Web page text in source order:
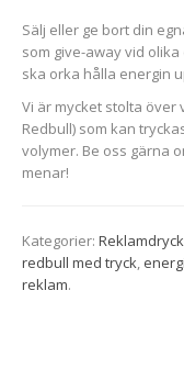
Sälj eller ge bort din
som give-away vid
ska orka hålla energin
Vi är mycket stolta över
Redbull) som kan
volymer. Be oss gärna
menar!
Kategorier: Reklamdryck
redbull med tryck
reklam.